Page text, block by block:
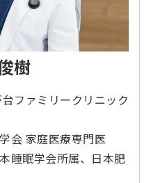
樹
ファミリークリニック
会 家庭医療専門医
睡眠学会所属、日本肥